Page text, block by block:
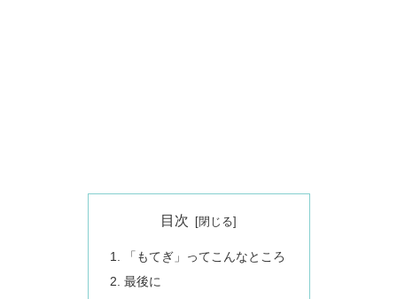
目次
「もてぎ」ってこんなところ
最後に